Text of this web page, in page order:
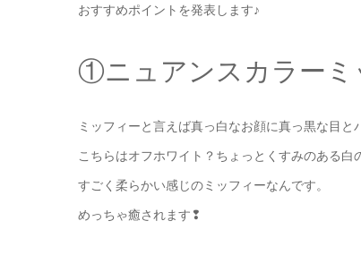
おすすめポイントを発表します♪
①ニュアンスカラーミ
ミッフィーと言えば真っ白なお顔に真っ黒な目と
こちらはオフホワイト？ちょっとくすみのある白
すごく柔らかい感じのミッフィーなんです。
めっちゃ癒されます❢